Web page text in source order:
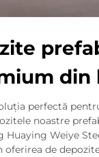
din
perfectă
noastre
Huaying Weiye
oferirea de